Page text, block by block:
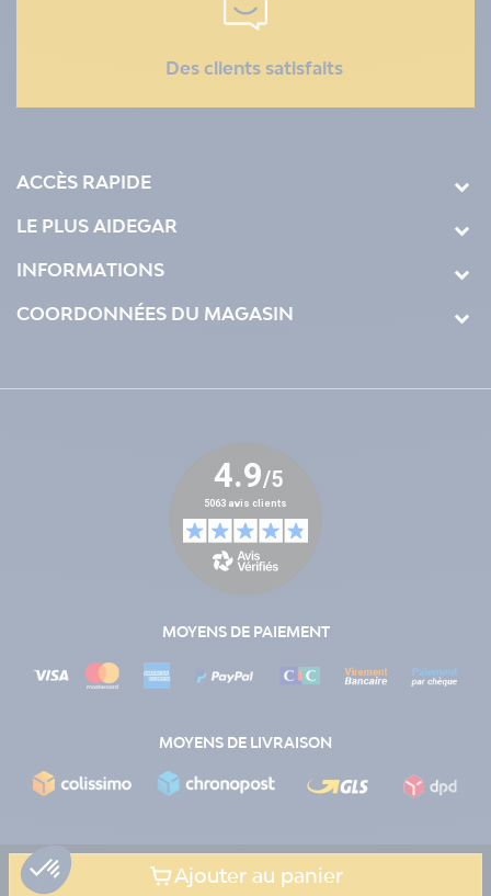
Ajouter au panier
Des clients satisfaits
ACCÈS RAPIDE
LE PLUS AIDEGAR
INFORMATIONS
COORDONNÉES DU MAGASIN
MOYENS DE PAIEMENT
MOYENS DE LIVRAISON